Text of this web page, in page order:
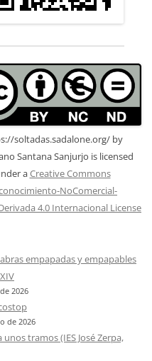
soltadas.sadalone.org/ by
Santana Sanjurjo is licensed
aCreative Commons
NoComercial-
4.0 Internacional License
empapadas y empapables
2026
de 2026
unos tramos (IES José Zerpa,